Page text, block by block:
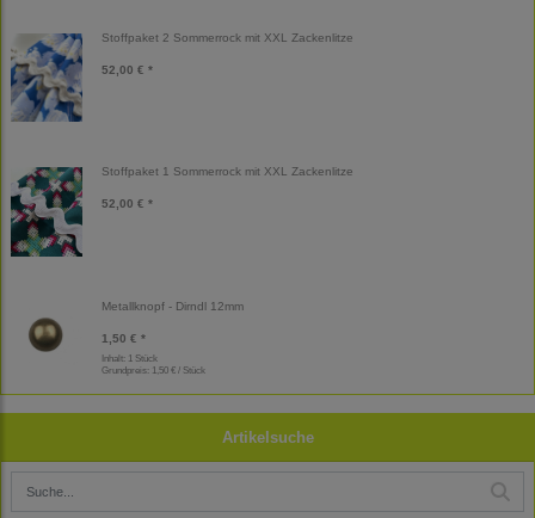
Stoffpaket 2 Sommerrock mit XXL Zackenlitze
52,00 € *
Stoffpaket 1 Sommerrock mit XXL Zackenlitze
52,00 € *
Metallknopf - Dirndl 12mm
1,50 € *
Inhalt: 1 Stück
Grundpreis: 1,50 € / Stück
Artikelsuche